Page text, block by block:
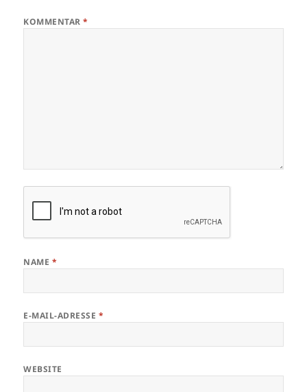
KOMMENTAR*
NAME *
E-MAIL-ADRESSE *
WEBSITE